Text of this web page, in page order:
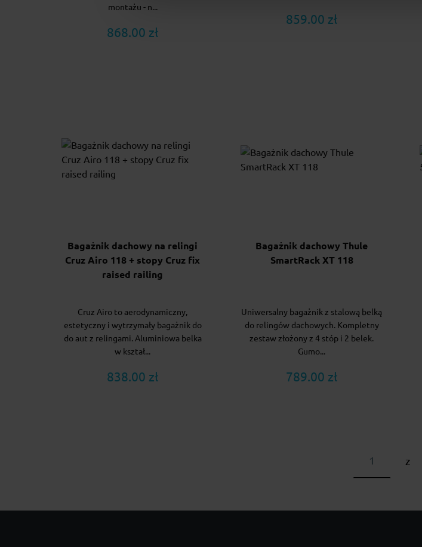
montażu - n...
868.00 zł
859.00 zł
Bagażnik dachowy na relingi
Cruz Airo 118 + stopy Cruz fix
raised railing
Cruz Airo to aerodynamiczny,
estetyczny i wytrzymały bagażnik do
do aut z relingami. Aluminiowa belka
w kształ...
838.00 zł
Bagażnik dachowy Thule
SmartRack XT 118
Uniwersalny bagażnik z stalową belką
do relingów dachowych. Kompletny
zestaw złożony z 4 stóp i 2 belek.
Gumo...
789.00 zł
z